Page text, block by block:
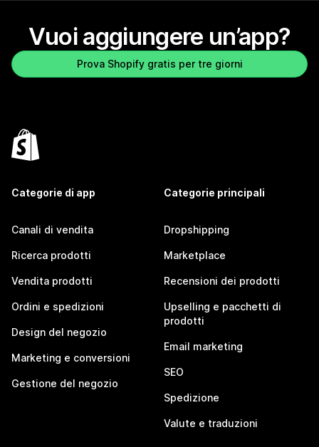
Vuoi aggiungere un’app?
Prova Shopify gratis per tre giorni
Categorie di app
Canali di vendita
Ricerca prodotti
Vendita prodotti
Ordini e spedizioni
Design del negozio
Marketing e conversioni
Gestione del negozio
Categorie principali
Dropshipping
Marketplace
Recensioni dei prodotti
Upselling e pacchetti di
prodotti
Email marketing
SEO
Spedizione
Valute e traduzioni